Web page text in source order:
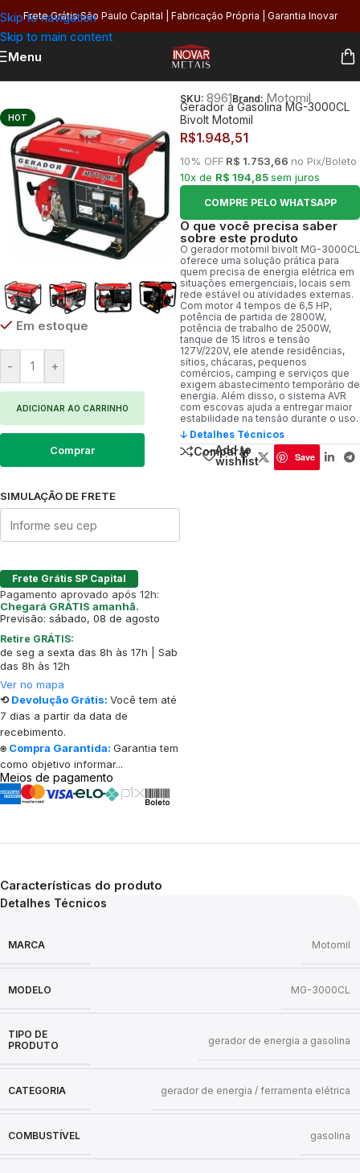
Skip to navigation
Skip to main content
Frete Grátis São Paulo Capital | Fabricação Própria | Garantia Inovar
Menu
HOT
Em estoque
- +
ADICIONAR AO CARRINHO
Comprar
SIMULAÇÃO DE FRETE
Frete Grátis SP Capital
Pagamento aprovado após 12h:
Chegará GRÁTIS amanhã.
Previsão: sábado, 08 de agosto
Retire GRÁTIS:
de seg a sexta das 8h às 17h | Sab
das 8h às 12h
Ver no mapa
⟲ Devolução Grátis: Você tem até
7 dias a partir da data de
recebimento.
⍟ Compra Garantida: Garantia tem
como objetivo informar...
Meios de pagamento
SKU: 8961Brand: Motomil
Gerador à Gasolina MG-3000CL
Bivolt Motomil
R$1.948,51
10% OFF R$ 1.753,66 no Pix/Boleto
10x de R$ 194,85sem juros
COMPRE PELO WHATSAPP
O que você precisa saber
sobre este produto
O gerador motomil bivolt MG-3000CL
oferece uma solução prática para
quem precisa de energia elétrica em
situações emergenciais, locais sem
rede estável ou atividades externas.
Com motor 4 tempos de 6,5 HP,
potência de partida de 2800W,
potência de trabalho de 2500W,
tanque de 15 litros e tensão
127V/220V, ele atende residências,
sítios, chácaras, pequenos
comércios, camping e serviços que
exigem abastecimento temporário de
energia. Além disso, o sistema AVR
com escovas ajuda a entregar maior
estabilidade na tensão durante o uso.
🡣 Detalhes Técnicos
Comparar
Add to
wishlist
Save
Características do produto
Detalhes Técnicos
MARCA Motomil
MODELO MG-3000CL
TIPO DE
PRODUTO
gerador de energia a gasolina
CATEGORIA gerador de energia / ferramenta elétrica
COMBUSTÍVEL gasolina